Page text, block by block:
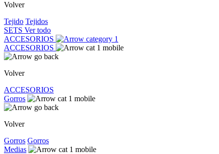
Volver
Tejido Tejidos
SETS Ver todo
ACCESORIOS
ACCESORIOS
Volver
ACCESORIOS
Gorros
Volver
Gorros Gorros
Medias